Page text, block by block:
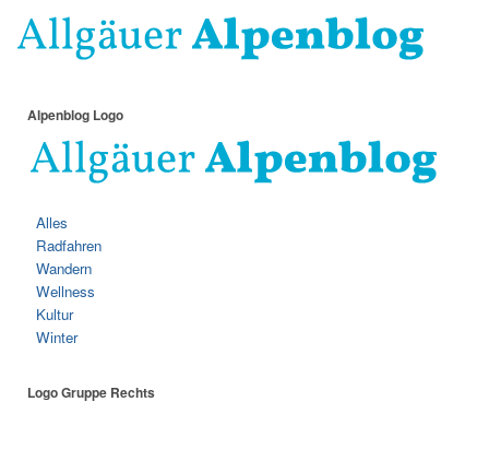
Alpenblog Logo
Alles
Radfahren
Wandern
Wellness
Kultur
Winter
Logo Gruppe Rechts